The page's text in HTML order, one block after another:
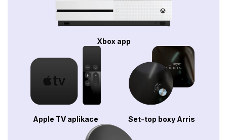
Xbox app
Apple TV aplikace Set-top boxy Arris